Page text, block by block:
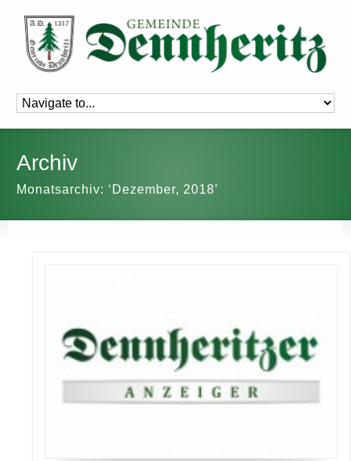
Archiv
Monatsarchiv: ‘Dezember, 2018’